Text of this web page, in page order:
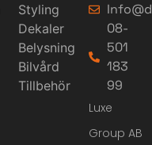
Styling
Dekaler
Belysning
Bilvård
Tillbehör
08-
501
183
99
Luxe
Group AB